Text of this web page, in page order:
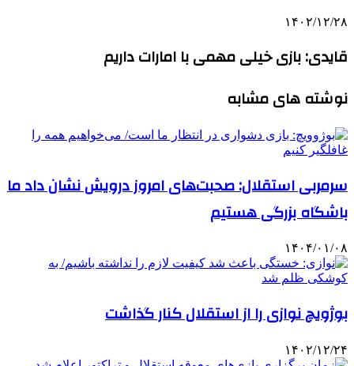
۱۴۰۲/۱۲/۲۸
قایدی: بازی خیلی مهمی با امارات داریم
نوشته های مشابه
سرمربی استقلال: صحبت‌های امروز درویش نشان داد ما
باشگاه بزرگی هستیم
۱۴۰۴/۰۱/۰۸
بوژویچ نوازی را از استقلال کنار گذاشت
۱۴۰۲/۱۲/۲۴